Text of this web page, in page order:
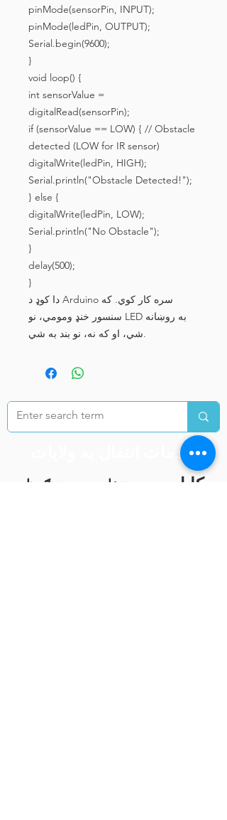
pinMode(sensorPin, INPUT);
pinMode(ledPin, OUTPUT);
Serial.begin(9600);
}
void loop() {
int sensorValue =
digitalRead(sensorPin);
if (sensorValue == LOW) { // Obstacle
detected (LOW for IR sensor)
digitalWrite(ledPin, HIGH);
Serial.println("Obstacle Detected!");
} else {
digitalWrite(ledPin, LOW);
Serial.println("No Obstacle");
}
delay(500);
}
دا کوډ د Arduino سره کار کوي. که
سنسور خنډ ومومي، نو LED به روښانه
شي، او که نه، نو بند به شي.
خدمات انتقال به ولایات
ننګرهار تخار کابل